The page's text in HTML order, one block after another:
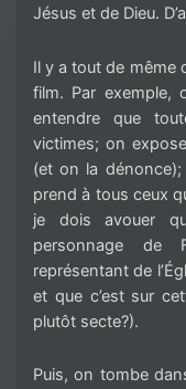
Jésus et de Dieu.
Il y a tout de même
film. Par exemple,
entendre que
victimes; on
(et on la dénonce);
prend à tous ceux
je dois avouer
personnage de
représentant de
et que c’est sur
plutôt secte?).
Puis, on tombe